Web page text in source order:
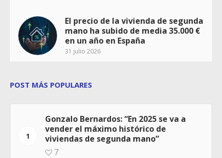
El precio de la vivienda de segunda
mano ha subido de media 35.000 €
en un año en España
31 julio 2026
POST MÁS POPULARES
1
Gonzalo Bernardos: “En 2025 se va a
vender el máximo histórico de
viviendas de segunda mano”
7